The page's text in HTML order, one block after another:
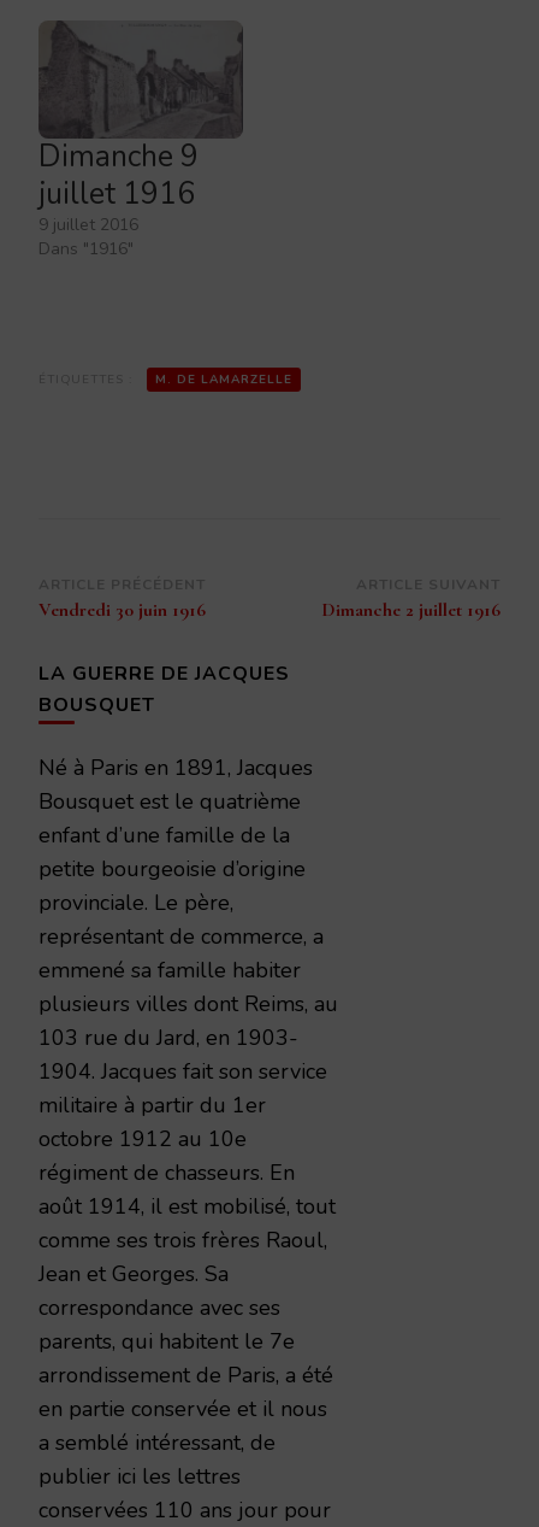
Dimanche 9
juillet 1916
9 juillet 2016
Dans "1916"
M. DE LAMARZELLE
Navigation
d’article
Vendredi 30 juin 1916 Dimanche 2 juillet 1916
LA GUERRE DE JACQUES
BOUSQUET
Né à Paris en 1891, Jacques
Bousquet est le quatrième
enfant d’une famille de la
petite bourgeoisie d’origine
provinciale. Le père,
représentant de commerce, a
emmené sa famille habiter
plusieurs villes dont Reims, au
103 rue du Jard, en 1903-
1904. Jacques fait son service
militaire à partir du 1er
octobre 1912 au 10e
régiment de chasseurs. En
août 1914, il est mobilisé, tout
comme ses trois frères Raoul,
Jean et Georges. Sa
correspondance avec ses
parents, qui habitent le 7e
arrondissement de Paris, a été
en partie conservée et il nous
a semblé intéressant, de
publier ici les lettres
conservées 110 ans jour pour